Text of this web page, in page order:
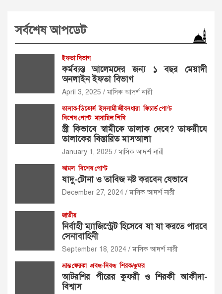
সর্বশেষ আপডেট
ইফতা বিভাগ
কর্মব্যস্ত আলেমদের জন্য ১ বছর মেয়াদী
অনলাইন ইফতা বিভাগ
April 3, 2025 মাসিক আদর্শ নারী
তালাক-ডিভোর্স ইসলামী জীবনধারা ফিচার্ড পোস্ট
বিশেষ পোস্ট মাসায়িল শিখি
স্ত্রী কিভাবে স্বামীকে তালাক দেবে? তাফয়ীযে
তালাকের বিস্তারিত মাসআলা
January 1, 2025 মাসিক আদর্শ নারী
আমল বিশেষ পোস্ট
যাদু-টোনা ও তাবিজ নষ্ট করবেন যেভাবে
December 27, 2024 মাসিক আদর্শ নারী
জাতীয়
নির্বাহী ম্যাজিস্ট্রেট হিসেবে যা যা করতে পারবে
সেনাবাহিনী
September 18, 2024 মাসিক আদর্শ নারী
ভ্রান্ত ফেরকা প্রবন্ধ-নিবন্ধ শিরক/কুফর
আটরশির পীরের কুফরী ও শিরকী আকীদা-
বিশ্বাস